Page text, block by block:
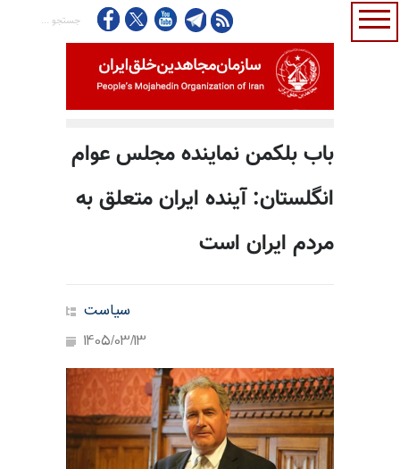
باب بلکمن نماینده مجلس عوام
انگلستان: آینده ایران متعلق به
مردم ایران است
سیاست
1405/03/13